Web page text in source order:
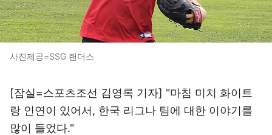
사진제공=SSG 랜더스
[잠실=스포츠조선 김영록 기자] "마침 미치 화이트
랑 인연이 있어서, 한국 리그나 팀에 대한 이야기를
많이 들었다."